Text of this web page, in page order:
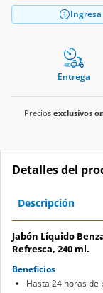
Entrega
Precios exclusivos
Detalles del
Descripción
Jabón Líquido
Refresca, 240 ml.
Beneficios
Hasta 24 horas